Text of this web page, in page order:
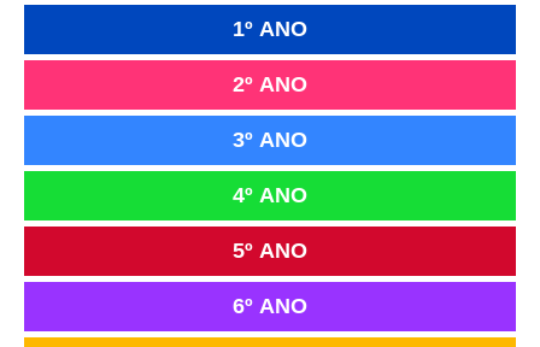
1º ANO
2º ANO
3º ANO
4º ANO
5º ANO
6º ANO